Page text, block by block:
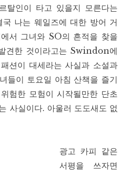
탈인이 타고 있을지 모른다는
나는 웨일즈에 대한 방어 거
서 그녀와 SO의 흔적을 찾을
견한 것이라고는 Swindon에
션이 대세라는 사실과 소설과
들이 토요일 아침 산책을 즐기
험한 모험이 시작될만한 단초
사실이다. 아울러 도도새도 없
광고 카피 같은
서평을 쓰자면